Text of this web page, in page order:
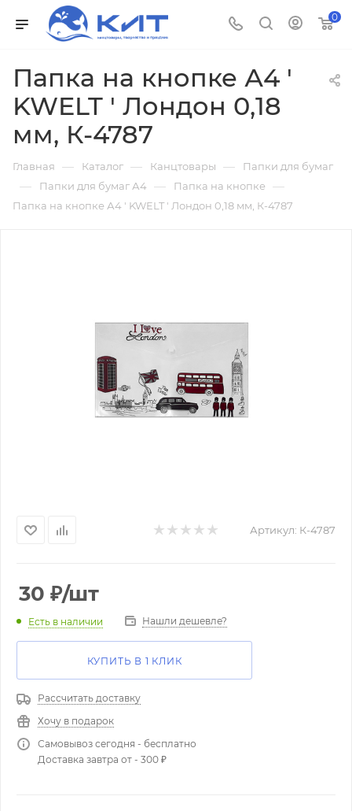
0
Папка на кнопке А4 '
KWELT ' Лондон 0,18
мм, К-4787
Главная — Каталог — Канцтовары — Папки для бумаг
— Папки для бумаг А4 — Папка на кнопке —
Папка на кнопке А4 ' KWELT ' Лондон 0,18 мм, К-4787
Артикул: К-4787
30 ₽/шт
Есть в наличии Нашли дешевле?
КУПИТЬ В 1 КЛИК
Рассчитать доставку
Хочу в подарок
Самовывоз сегодня - бесплатно
Доставка завтра от - 300 ₽